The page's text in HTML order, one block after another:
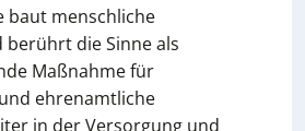
baut menschliche
berührt die Sinne als
Maßnahme für
ehrenamtliche
in der Versorgung und